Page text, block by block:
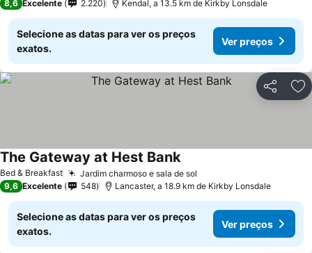
8,6 Excelente 2.220 Kendal, a 13.5 km de Kirkby Lonsdale
Selecione as datas para ver os preços
exatos.
Ver preços
Partilhar
Bed & Breakfast Jardim charmoso e sala de sol
The Gateway at Hest Bank
9,6 Excelente 548 Lancaster, a 18.9 km de Kirkby Lonsdale
Selecione as datas para ver os preços
exatos.
Ver preços